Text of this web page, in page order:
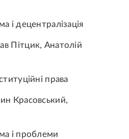
і децентралізація
Пітцик, Анатолій
права
Красовський,
і проблеми